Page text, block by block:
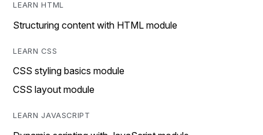
LEARN HTML
Structuring content with HTML module
LEARN CSS
CSS styling basics module
CSS layout module
LEARN JAVASCRIPT